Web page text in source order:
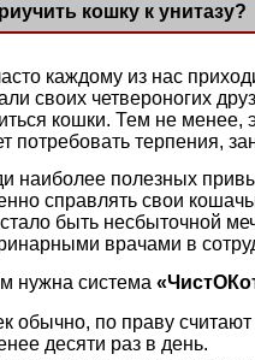
кошку к унитазу?
каждому из нас
своих четвероногих
кошки. Тем не менее,
потребовать терпения,
наиболее полезных
справлять свои
быть несбыточной
врачами в
нужна система
обычно, по праву
десяти раз в день.